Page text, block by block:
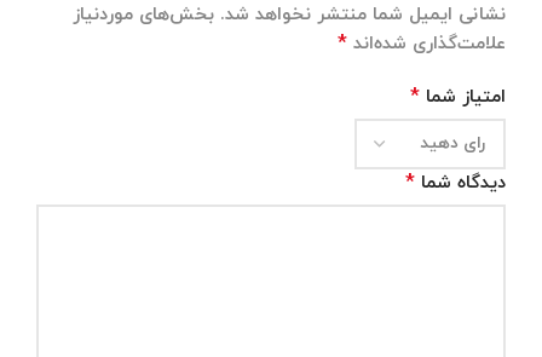
نشانی ایمیل شما منتشر نخواهد شد. بخش‌های موردنیاز
علامت‌گذاری شده‌اند *
امتیاز شما *
دیدگاه شما *